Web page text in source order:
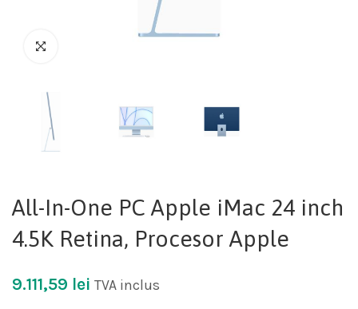
All-In-One PC Apple iMac 24 inch
4.5K Retina, Procesor Apple
9.111,59 lei TVA inclus